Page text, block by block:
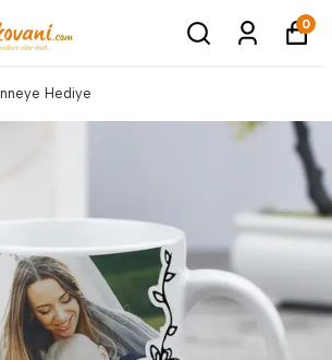
0
Hediye